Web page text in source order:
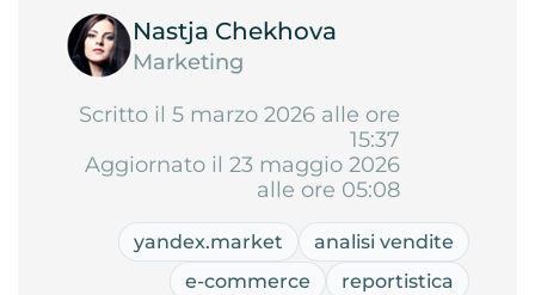
Nastja Chekhova
Marketing
Scritto il 5 marzo 2026 alle ore
15:37
Aggiornato il 23 maggio 2026
alle ore 05:08
yandex.market
analisi vendite
e-commerce
reportistica